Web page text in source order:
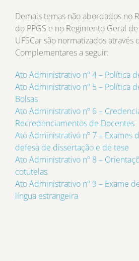
Demais temas não abordados no
do PPGS e no Regimento Geral
UFSCar são normatizados através
Complementares a seguir:
Ato Administrativo nº 4 – Política
Ato Administrativo nº 5 – Política
Bolsas
Ato Administrativo nº 6 –
Recredenciamentos de Docentes
Ato Administrativo nº 7 – Exames
defesa de dissertação e de tese
Ato Administrativo nº 8 –
cotutelas
Ato Administrativo nº 9 – Exame
língua estrangeira